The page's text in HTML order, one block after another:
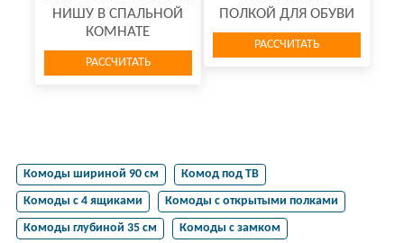
НИШУ В СПАЛЬНОЙ
КОМНАТЕ
РАССЧИТАТЬ
ПОЛКОЙ ДЛЯ ОБУВИ
РАССЧИТАТЬ
Комоды шириной 90 см
Комод под ТВ
Комоды с 4 ящиками
Комоды с открытыми полками
Комоды глубиной 35 см
Комоды с замком